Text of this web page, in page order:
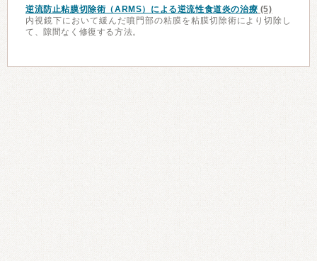
逆流防止粘膜切除術（ARMS）による逆流性食道炎の治療 (5)
内視鏡下において緩んだ噴門部の粘膜を粘膜切除術により切除し
て、隙間なく修復する方法。